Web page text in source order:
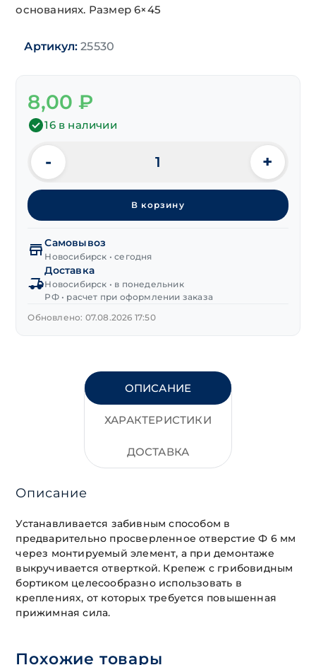
основаниях. Размер 6×45
Артикул: 25530
8,00₽
16 в наличии
Количество
товара
Дюбель
-
нейлон
с
бортом
6х45
HCX
TB
- +
В корзину
Самовывоз
Новосибирск • сегодня
Доставка
Новосибирск • в понедельник
РФ • расчет при оформлении заказа
Обновлено: 07.08.2026 17:50
ОПИСАНИЕ
ХАРАКТЕРИСТИКИ
ДОСТАВКА
Описание
Устанавливается забивным способом в
предварительно просверленное отверстие Ф 6 мм
через монтируемый элемент, а при демонтаже
выкручивается отверткой. Крепеж с грибовидным
бортиком целесообразно использовать в
креплениях, от которых требуется повышенная
прижимная сила.
Похожие товары